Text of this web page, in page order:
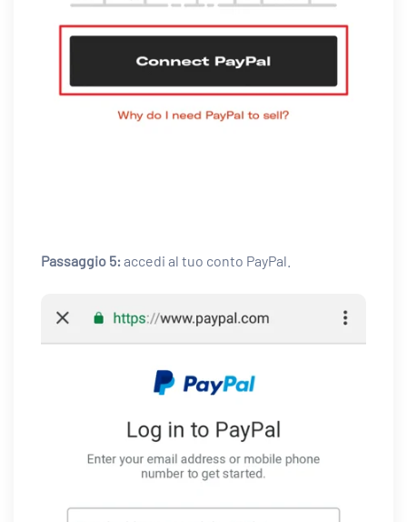
Passaggio 5:accedi al tuo conto PayPal.